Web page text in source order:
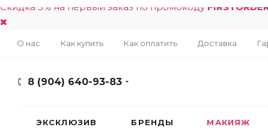
Скидка 5% на первый заказ по промокоду
О нас Как купить Как оплатить Доставка
8 (904) 640-93-83
ЭКСКЛЮЗИВ БРЕНДЫ МАКИЯЖ